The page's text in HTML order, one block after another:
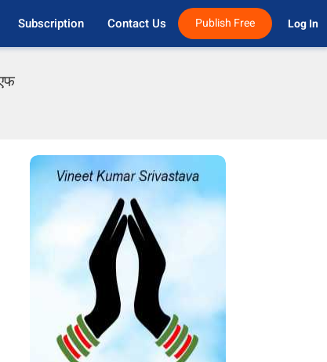
Subscription Contact Us Publish Free Log In